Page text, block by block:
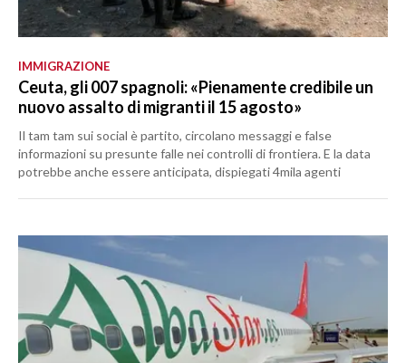
IMMIGRAZIONE
Ceuta, gli 007 spagnoli: «Pienamente credibile un
nuovo assalto di migranti il 15 agosto»
Il tam tam sui social è partito, circolano messaggi e false
informazioni su presunte falle nei controlli di frontiera. E la data
potrebbe anche essere anticipata, dispiegati 4mila agenti